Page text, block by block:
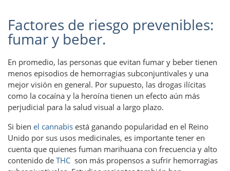
Factores de riesgo prevenibles:
fumar y beber.
En promedio, las personas que evitan fumar y beber tienen
menos episodios de hemorragias subconjuntivales y una
mejor visión en general. Por supuesto, las drogas ilícitas
como la cocaína y la heroína tienen un efecto aún más
perjudicial para la salud visual a largo plazo.
Si bien el cannabis está ganando popularidad en el Reino
Unido por sus usos medicinales, es importante tener en
cuenta que quienes fuman marihuana con frecuencia y alto
contenido de THC son más propensos a sufrir hemorragias